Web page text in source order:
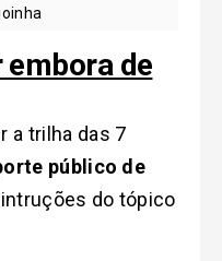
embora de
a trilha das 7
público de
do tópico